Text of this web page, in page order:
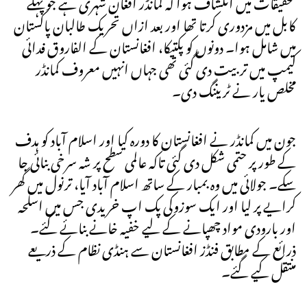
کابل میں مزدوری کرتا تھا اور بعد ازاں تحریک طالبان پاکستان
میں شامل ہوا۔ دونوں کو پکتیکا، افغانستان کے الفاروق فدائی
کیمپ میں تربیت دی گئی تھی جہاں انہیں معروف کمانڈر
مخلص یار نے ٹریننگ دی۔
جون میں کمانڈر نے افغانستان کا دورہ کیا اور اسلام آباد کو ہدف
کے طور پر حتمی شکل دی گئی تاکہ عالمی سطح پر شہ سرخی بنائی جا
سکے۔ جولائی میں وہ بمبار کے ساتھ اسلام آباد آیا، ترنول میں گھر
کرایے پر لیا اور ایک سوزوکی پک اپ خریدی جس میں اسلحہ
اور بارودی مواد چھپانے کے لیے خفیہ خانے بنائے گئے۔
ذرائع کے مطابق فنڈز افغانستان سے ہنڈی نظام کے ذریعے
منتقل کیے گئے۔